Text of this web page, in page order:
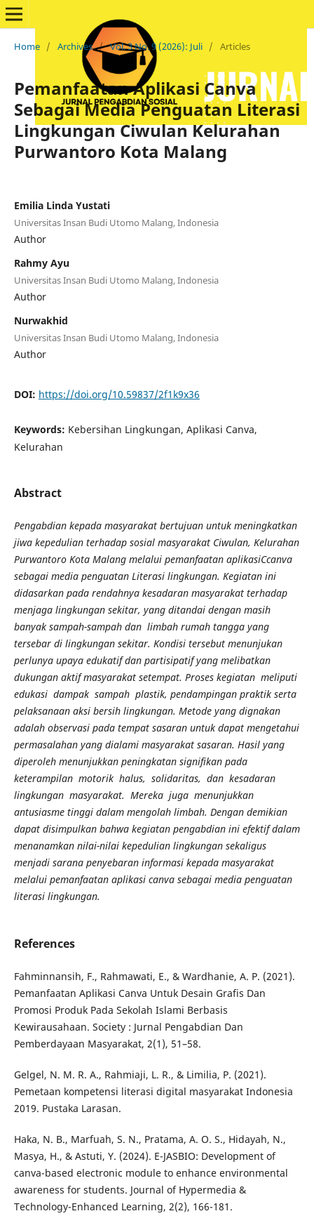
Home / Archives / Vol. 3 No. 9 (2026): Juli / Articles
Pemanfaatan Aplikasi Canva
Sebagai Media Penguatan Literasi
Lingkungan Ciwulan Kelurahan
Purwantoro Kota Malang
Emilia Linda Yustati
Universitas Insan Budi Utomo Malang, Indonesia
Author
Rahmy Ayu
Universitas Insan Budi Utomo Malang, Indonesia
Author
Nurwakhid
Universitas Insan Budi Utomo Malang, Indonesia
Author
DOI: https://doi.org/10.59837/2f1k9x36
Keywords: Kebersihan Lingkungan, Aplikasi Canva,
Kelurahan
Abstract
Pengabdian kepada masyarakat bertujuan untuk meningkatkan
jiwa kepedulian terhadap sosial masyarakat Ciwulan, Kelurahan
Purwantoro Kota Malang melalui pemanfaatan aplikasiCcanva
sebagai media penguatan Literasi lingkungan. Kegiatan ini
didasarkan pada rendahnya kesadaran masyarakat terhadap
menjaga lingkungan sekitar, yang ditandai dengan masih
banyak sampah-sampah dan limbah rumah tangga yang
tersebar di lingkungan sekitar. Kondisi tersebut menunjukan
perlunya upaya edukatif dan partisipatif yang melibatkan
dukungan aktif masyarakat setempat. Proses kegiatan meliputi
edukasi dampak sampah plastik, pendampingan praktik serta
pelaksanaan aksi bersih lingkungan. Metode yang dignakan
adalah observasi pada tempat sasaran untuk dapat mengetahui
permasalahan yang dialami masyarakat sasaran. Hasil yang
diperoleh menunjukkan peningkatan signifikan pada
keterampilan motorik halus, solidaritas, dan kesadaran
lingkungan masyarakat. Mereka juga menunjukkan
antusiasme tinggi dalam mengolah limbah. Dengan demikian
dapat disimpulkan bahwa kegiatan pengabdian ini efektif dalam
menanamkan nilai-nilai kepedulian lingkungan sekaligus
menjadi sarana penyebaran informasi kepada masyarakat
melalui pemanfaatan aplikasi canva sebagai media penguatan
literasi lingkungan.
References
Fahminnansih, F., Rahmawati, E., & Wardhanie, A. P. (2021).
Pemanfaatan Aplikasi Canva Untuk Desain Grafis Dan
Promosi Produk Pada Sekolah Islami Berbasis
Kewirausahaan. Society : Jurnal Pengabdian Dan
Pemberdayaan Masyarakat, 2(1), 51–58.
Gelgel, N. M. R. A., Rahmiaji, L. R., & Limilia, P. (2021).
Pemetaan kompetensi literasi digital masyarakat Indonesia
2019. Pustaka Larasan.
Haka, N. B., Marfuah, S. N., Pratama, A. O. S., Hidayah, N.,
Masya, H., & Astuti, Y. (2024). E-JASBIO: Development of
canva-based electronic module to enhance environmental
awareness for students. Journal of Hypermedia &
Technology-Enhanced Learning, 2(2), 166-181.